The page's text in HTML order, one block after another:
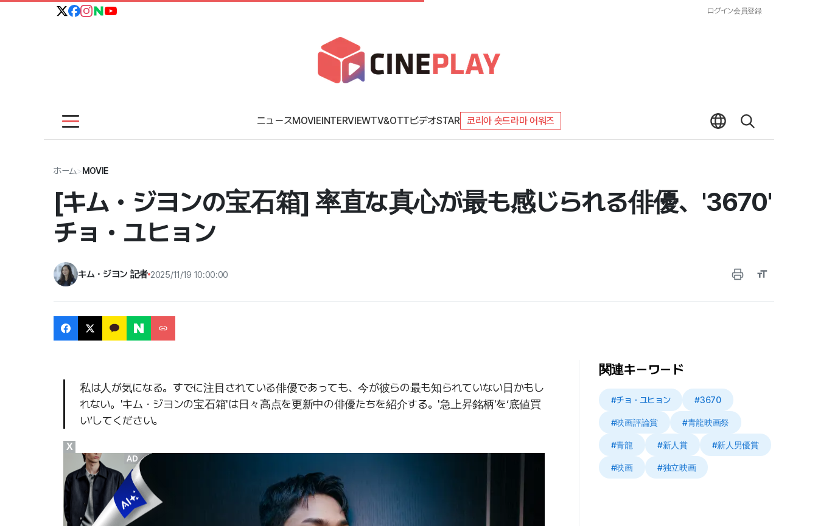
ログイン会員登録
ニュースMOVIEINTERVIEWTV&OTTビデオSTAR 코리아 숏드라마 어워즈
ホーム>MOVIE
[キム・ジヨンの宝石箱] 率直な真心が最も感じられる俳優、'3670'
チョ・ユヒョン
キム・ジヨン 記者 2025/11/19 10:00:00
私は人が気になる。すでに注目されている俳優であっても、今が彼らの最も知られていない日かもし
れない。'キム・ジヨンの宝石箱'は日々高点を更新中の俳優たちを紹介する。'急上昇銘柄'を‘底値買
い’してください。
関連キーワード
#チョ・ユヒョン #3670
#映画評論賞 #青龍映画祭
#青龍 #新人賞 #新人男優賞
#映画 #独立映画
X